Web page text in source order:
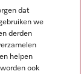
dat
we
derden
helpen
ook